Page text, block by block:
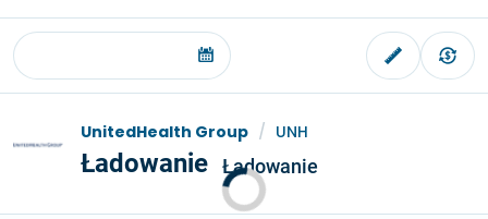
UnitedHealth Group / UNH
Ładowanie Ładowanie